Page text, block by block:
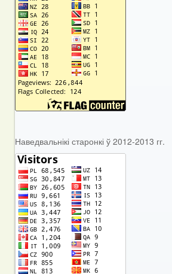
Наведвальнікі старонкі ў 2012-2013 гг.